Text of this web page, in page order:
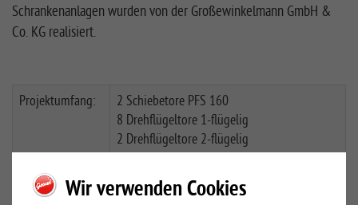
Schrankenanlagen wurden von der Großewinkelmann GmbH &
Co. KG realisiert.
Projektumfang:
2 Schiebetore PFS 160
8 Drehflügeltore 1-flügelig
2 Drehflügeltore 2-flügelig
1 Handschranken-Anlage GMS 650
Doppelstabmatte Wapel (1.725 m)
Wir verwenden Cookies